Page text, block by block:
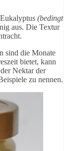
(bedingt
aus. Die Textur
sind die Monate
bietet, kann
Nektar der
zu nennen.